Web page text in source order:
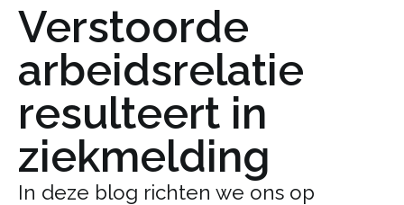
Verstoorde
arbeidsrelatie
resulteert in
ziekmelding
In deze blog richten we ons op